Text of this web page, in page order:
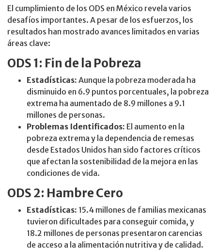
El cumplimiento de los ODS en México revela varios
desafíos importantes. A pesar de los esfuerzos, los
resultados han mostrado avances limitados en varias
áreas clave:
ODS 1: Fin de la Pobreza
Estadísticas: Aunque la pobreza moderada ha
disminuido en 6.9 puntos porcentuales, la pobreza
extrema ha aumentado de 8.9 millones a 9.1
millones de personas.
Problemas Identificados: El aumento en la
pobreza extrema y la dependencia de remesas
desde Estados Unidos han sido factores críticos
que afectan la sostenibilidad de la mejora en las
condiciones de vida.
ODS 2: Hambre Cero
Estadísticas: 15.4 millones de familias mexicanas
tuvieron dificultades para conseguir comida, y
18.2 millones de personas presentaron carencias
de acceso a la alimentación nutritiva y de calidad.